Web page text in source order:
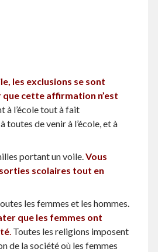
les exclusions se sont
cette affirmation n’est
à l’école tout à fait
de venir à l’école, et à
portant un voile.Vous
scolaires tout en
les femmes et les hommes.
que les femmes ont
.Toutes les religions imposent
de la société où les femmes